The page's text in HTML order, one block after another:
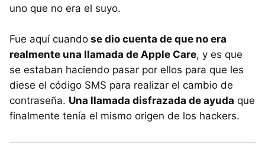
uno que no era el suyo.
Fue aquí cuando se dio cuenta de que no era
realmente una llamada de Apple Care, y es que
se estaban haciendo pasar por ellos para que les
diese el código SMS para realizar el cambio de
contraseña. Una llamada disfrazada de ayuda que
finalmente tenía el mismo origen de los hackers.